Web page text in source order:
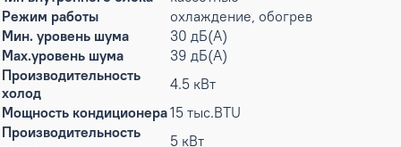
Режим работы
охлаждение, обогрев
Мин. уровень шума
30 дБ(А)
Max.уровень шума
39 дБ(А)
Производительность
холод
4.5 кВт
Мощность кондиционера15 тыс.BTU
Производительность
5 кВт